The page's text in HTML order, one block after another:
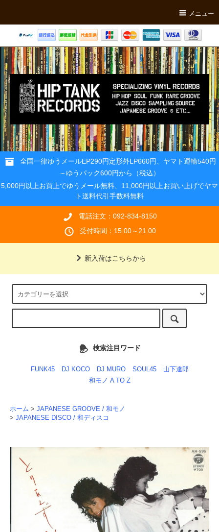
メニュー
全国一律ゆうメールEP290円定形外LP660円、ヤマト運輸540円
～ゆうパック600円から（税込）
5,000円以上お買上でゆうメール無料、11,000円以上お買い上げでヤマ
ト送料代引手数料無料
電話注文：092-834-8150
受付時間：15:00～21:00
新入荷はこちらから
検索注目ワード
FUNK45 DJ KOCO DJ MURO SOUL45
山下達郎
和モノ A TO Z
ホーム > JAPANESE GROOVE / 和モノ
> JAPANESE DISCO / 和ディスコ